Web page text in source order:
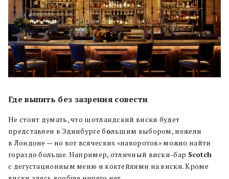
Где выпить без зазрения совести
Не стоит думать, что шотландский виски будет
представлен в Эдинбурге большим выбором, нежели
в Лондоне — но вот всяческих «наворотов» можно найти
гораздо больше. Например, отличный виски-бар Scotch
с дегустационным меню и коктейлями на виски. Кроме